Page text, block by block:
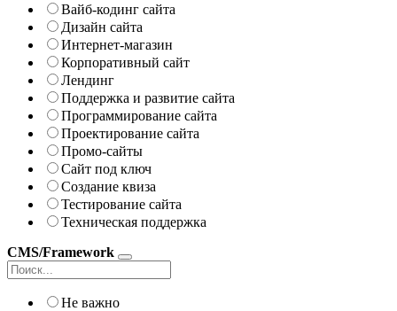
Вайб-кодинг сайта
Дизайн сайта
Интернет-магазин
Корпоративный сайт
Лендинг
Поддержка и развитие сайта
Программирование сайта
Проектирование сайта
Промо-сайты
Сайт под ключ
Создание квиза
Тестирование сайта
Техническая поддержка
CMS/Framework
Не важно